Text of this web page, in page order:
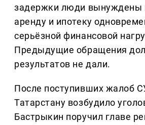
задержки люди вынуждены
аренду и ипотеку
серьёзной финансовой
Предыдущие обращения
результатов не дали.
После поступивших жалоб
Татарстану возбудило
Бастрыкин поручил главе